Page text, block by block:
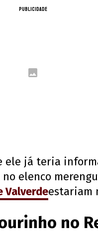
PUBLICIDADE
já teria
elenco
Valverdeestariam
no